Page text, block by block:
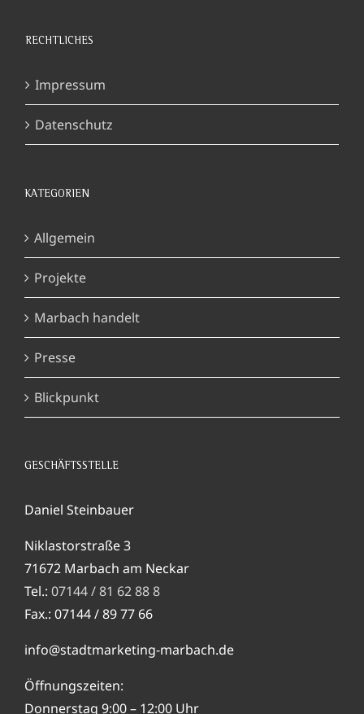
RECHTLICHES
Impressum
Datenschutz
KATEGORIEN
Allgemein
Projekte
Marbach handelt
Presse
Blickpunkt
GESCHÄFTSSTELLE
Daniel Steinbauer
Niklastorstraße 3
71672 Marbach am Neckar
Tel.: 07144 / 81 62 88 8
Fax.: 07144 / 89 77 66
info@stadtmarketing-marbach.de
Öffnungszeiten:
Donnerstag 9:00 – 12:00 Uhr